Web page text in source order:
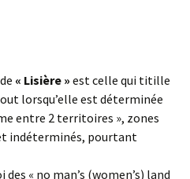
« Lisière » est celle qui titille
lorsqu’elle est déterminée
entre 2 territoires », zones
indéterminés, pourtant
« no man’s (women’s) land